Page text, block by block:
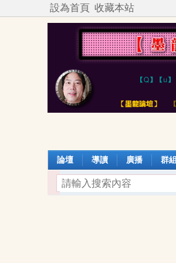
設為首頁 收藏本站
論壇 導讀 廣播 群組